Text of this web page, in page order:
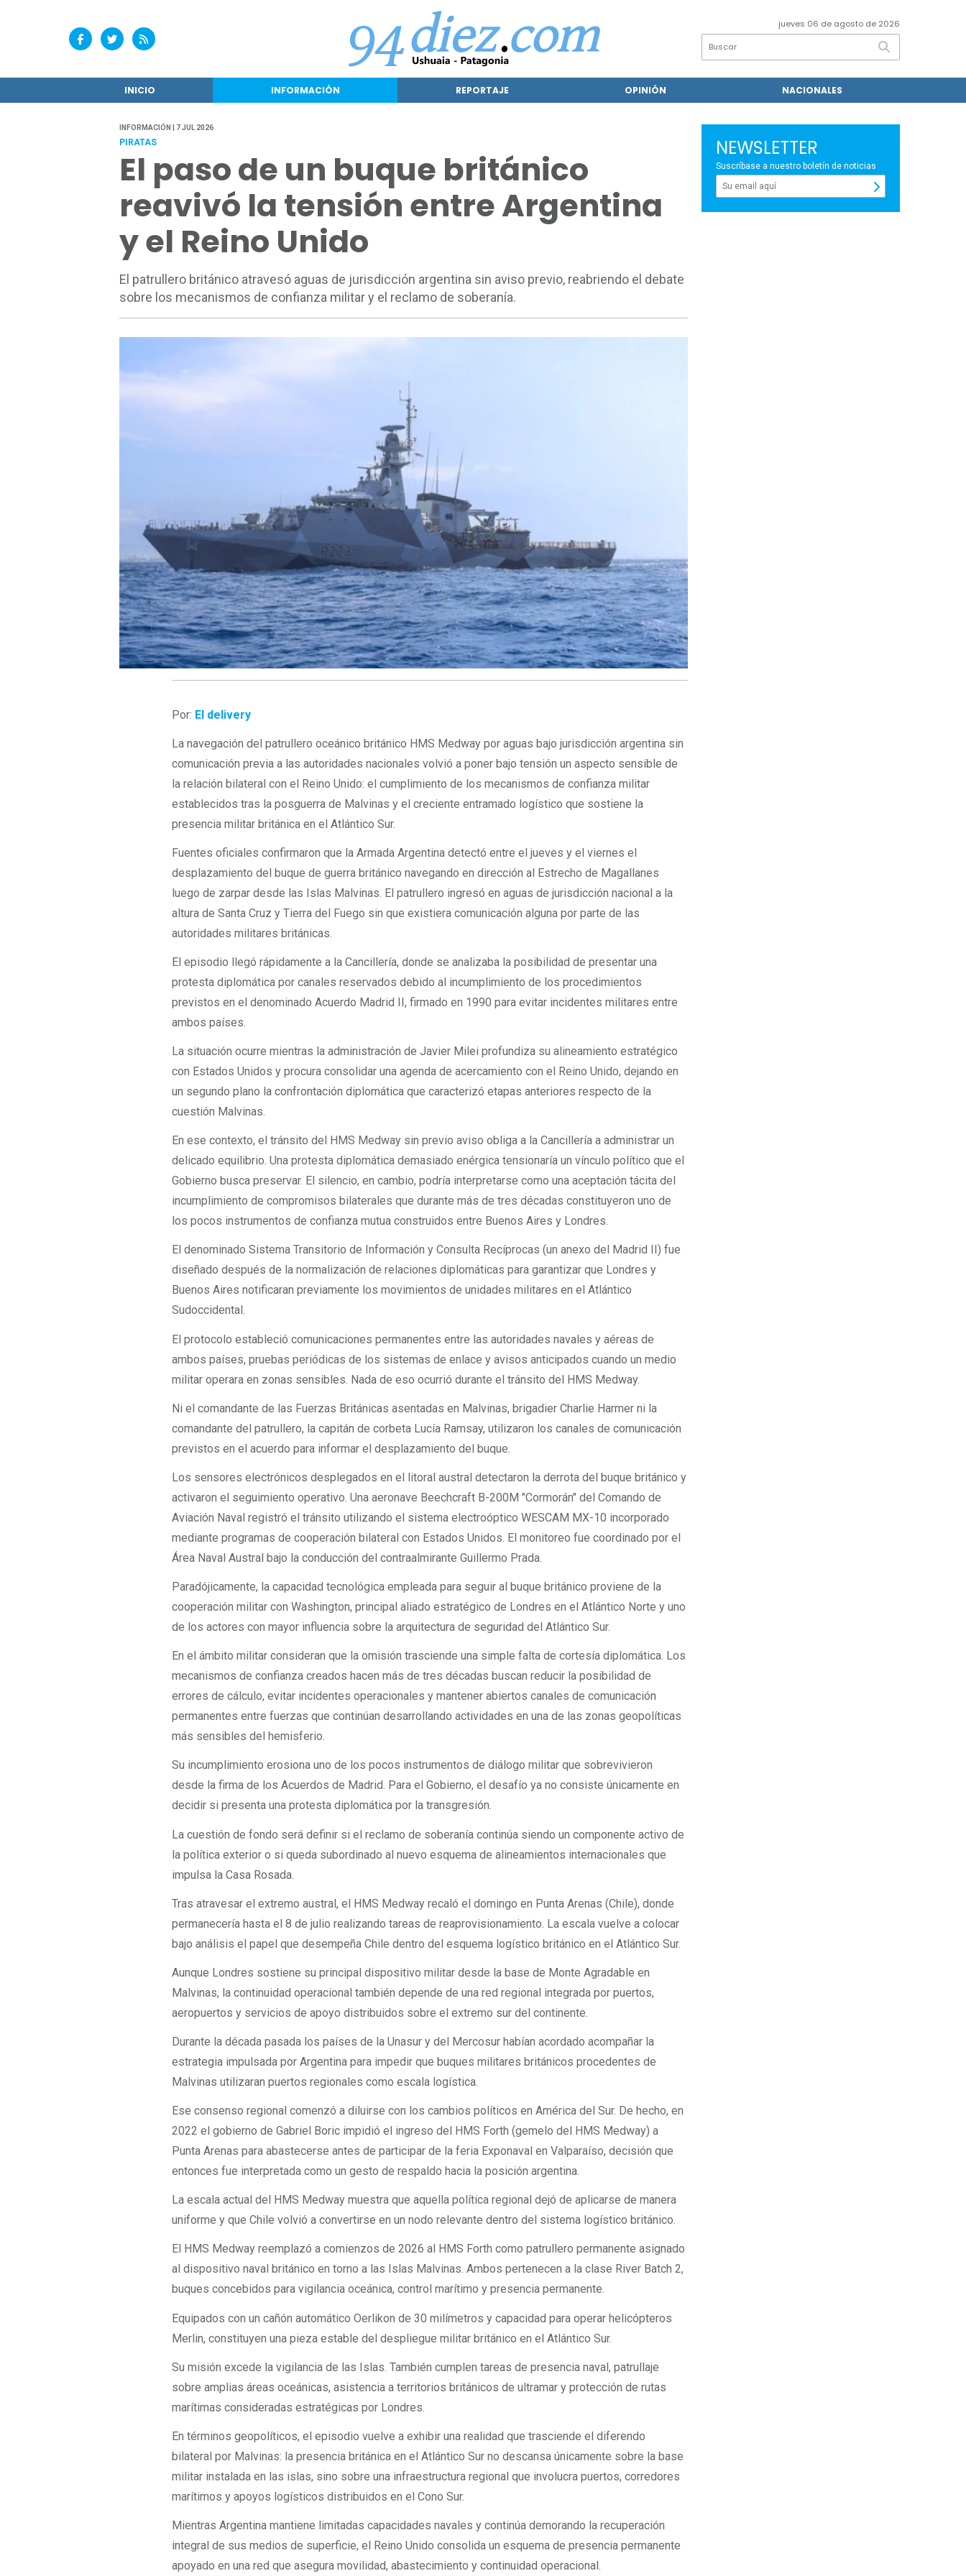
jueves 06 de agosto de 2026
INICIO INFORMACIÓN REPORTAJE OPINIÓN NACIONALES
INFORMACIÓN | 7 JUL 2026
PIRATAS
El paso de un buque británico
reavivó la tensión entre Argentina
y el Reino Unido
El patrullero británico atravesó aguas de jurisdicción argentina sin aviso previo, reabriendo el debate
sobre los mecanismos de confianza militar y el reclamo de soberanía.
Por: El delivery
La navegación del patrullero oceánico británico HMS Medway por aguas bajo jurisdicción argentina sin
comunicación previa a las autoridades nacionales volvió a poner bajo tensión un aspecto sensible de
la relación bilateral con el Reino Unido: el cumplimiento de los mecanismos de confianza militar
establecidos tras la posguerra de Malvinas y el creciente entramado logístico que sostiene la
presencia militar británica en el Atlántico Sur.
Fuentes oficiales confirmaron que la Armada Argentina detectó entre el jueves y el viernes el
desplazamiento del buque de guerra británico navegando en dirección al Estrecho de Magallanes
luego de zarpar desde las Islas Malvinas. El patrullero ingresó en aguas de jurisdicción nacional a la
altura de Santa Cruz y Tierra del Fuego sin que existiera comunicación alguna por parte de las
autoridades militares británicas.
El episodio llegó rápidamente a la Cancillería, donde se analizaba la posibilidad de presentar una
protesta diplomática por canales reservados debido al incumplimiento de los procedimientos
previstos en el denominado Acuerdo Madrid II, firmado en 1990 para evitar incidentes militares entre
ambos países.
La situación ocurre mientras la administración de Javier Milei profundiza su alineamiento estratégico
con Estados Unidos y procura consolidar una agenda de acercamiento con el Reino Unido, dejando en
un segundo plano la confrontación diplomática que caracterizó etapas anteriores respecto de la
cuestión Malvinas.
En ese contexto, el tránsito del HMS Medway sin previo aviso obliga a la Cancillería a administrar un
delicado equilibrio. Una protesta diplomática demasiado enérgica tensionaría un vínculo político que el
Gobierno busca preservar. El silencio, en cambio, podría interpretarse como una aceptación tácita del
incumplimiento de compromisos bilaterales que durante más de tres décadas constituyeron uno de
los pocos instrumentos de confianza mutua construidos entre Buenos Aires y Londres.
El denominado Sistema Transitorio de Información y Consulta Recíprocas (un anexo del Madrid II) fue
diseñado después de la normalización de relaciones diplomáticas para garantizar que Londres y
Buenos Aires notificaran previamente los movimientos de unidades militares en el Atlántico
Sudoccidental.
El protocolo estableció comunicaciones permanentes entre las autoridades navales y aéreas de
ambos países, pruebas periódicas de los sistemas de enlace y avisos anticipados cuando un medio
militar operara en zonas sensibles. Nada de eso ocurrió durante el tránsito del HMS Medway.
Ni el comandante de las Fuerzas Británicas asentadas en Malvinas, brigadier Charlie Harmer ni la
comandante del patrullero, la capitán de corbeta Lucía Ramsay, utilizaron los canales de comunicación
previstos en el acuerdo para informar el desplazamiento del buque.
Los sensores electrónicos desplegados en el litoral austral detectaron la derrota del buque británico y
activaron el seguimiento operativo. Una aeronave Beechcraft B-200M "Cormorán" del Comando de
Aviación Naval registró el tránsito utilizando el sistema electroóptico WESCAM MX-10 incorporado
mediante programas de cooperación bilateral con Estados Unidos. El monitoreo fue coordinado por el
Área Naval Austral bajo la conducción del contraalmirante Guillermo Prada.
Paradójicamente, la capacidad tecnológica empleada para seguir al buque británico proviene de la
cooperación militar con Washington, principal aliado estratégico de Londres en el Atlántico Norte y uno
de los actores con mayor influencia sobre la arquitectura de seguridad del Atlántico Sur.
En el ámbito militar consideran que la omisión trasciende una simple falta de cortesía diplomática. Los
mecanismos de confianza creados hacen más de tres décadas buscan reducir la posibilidad de
errores de cálculo, evitar incidentes operacionales y mantener abiertos canales de comunicación
permanentes entre fuerzas que continúan desarrollando actividades en una de las zonas geopolíticas
más sensibles del hemisferio.
Su incumplimiento erosiona uno de los pocos instrumentos de diálogo militar que sobrevivieron
desde la firma de los Acuerdos de Madrid. Para el Gobierno, el desafío ya no consiste únicamente en
decidir si presenta una protesta diplomática por la transgresión.
La cuestión de fondo será definir si el reclamo de soberanía continúa siendo un componente activo de
la política exterior o si queda subordinado al nuevo esquema de alineamientos internacionales que
impulsa la Casa Rosada.
Tras atravesar el extremo austral, el HMS Medway recaló el domingo en Punta Arenas (Chile), donde
permanecería hasta el 8 de julio realizando tareas de reaprovisionamiento. La escala vuelve a colocar
bajo análisis el papel que desempeña Chile dentro del esquema logístico británico en el Atlántico Sur.
Aunque Londres sostiene su principal dispositivo militar desde la base de Monte Agradable en
Malvinas, la continuidad operacional también depende de una red regional integrada por puertos,
aeropuertos y servicios de apoyo distribuidos sobre el extremo sur del continente.
Durante la década pasada los países de la Unasur y del Mercosur habían acordado acompañar la
estrategia impulsada por Argentina para impedir que buques militares británicos procedentes de
Malvinas utilizaran puertos regionales como escala logística.
Ese consenso regional comenzó a diluirse con los cambios políticos en América del Sur. De hecho, en
2022 el gobierno de Gabriel Boric impidió el ingreso del HMS Forth (gemelo del HMS Medway) a
Punta Arenas para abastecerse antes de participar de la feria Exponaval en Valparaíso, decisión que
entonces fue interpretada como un gesto de respaldo hacia la posición argentina.
La escala actual del HMS Medway muestra que aquella política regional dejó de aplicarse de manera
uniforme y que Chile volvió a convertirse en un nodo relevante dentro del sistema logístico británico.
El HMS Medway reemplazó a comienzos de 2026 al HMS Forth como patrullero permanente asignado
al dispositivo naval británico en torno a las Islas Malvinas. Ambos pertenecen a la clase River Batch 2,
buques concebidos para vigilancia oceánica, control marítimo y presencia permanente.
Equipados con un cañón automático Oerlikon de 30 milímetros y capacidad para operar helicópteros
Merlin, constituyen una pieza estable del despliegue militar británico en el Atlántico Sur.
Su misión excede la vigilancia de las Islas. También cumplen tareas de presencia naval, patrullaje
sobre amplias áreas oceánicas, asistencia a territorios británicos de ultramar y protección de rutas
marítimas consideradas estratégicas por Londres.
En términos geopolíticos, el episodio vuelve a exhibir una realidad que trasciende el diferendo
bilateral por Malvinas: la presencia británica en el Atlántico Sur no descansa únicamente sobre la base
militar instalada en las islas, sino sobre una infraestructura regional que involucra puertos, corredores
marítimos y apoyos logísticos distribuidos en el Cono Sur.
Mientras Argentina mantiene limitadas capacidades navales y continúa demorando la recuperación
integral de sus medios de superficie, el Reino Unido consolida un esquema de presencia permanente
apoyado en una red que asegura movilidad, abastecimiento y continuidad operacional.
NEWSLETTER
Suscríbase a nuestro boletín de noticias